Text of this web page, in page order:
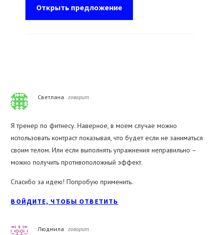
Открыть предложение
Reader
Interactions
Светлана говорит
Я тренер по фитнесу. Наверное, в моем случае можно
использовать контраст показывая, что будет если не заниматься
своим телом. Или если выполнять упражнения неправильно –
можно получить противоположный эффект.
Спасибо за идею! Попробую применить.
ВОЙДИТЕ, ЧТОБЫ ОТВЕТИТЬ
Людмила говорит